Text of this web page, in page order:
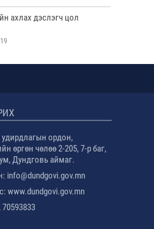
ахлах дэслэгч цол
удирдлагын ордон,
өргөн чөлөө 2-205, 7-р баг,
Дундговь аймаг.
info@dundgovi.gov.mn
www.dundgovi.gov.mn
70593833